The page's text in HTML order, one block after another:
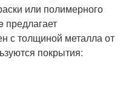
или полимерного
предлагает
с толщиной металла от
покрытия: